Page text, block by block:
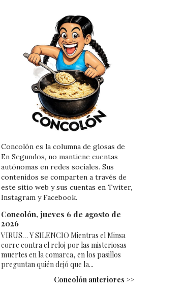
Concolón es la columna de glosas de
En Segundos, no mantiene cuentas
autónomas en redes sociales. Sus
contenidos se comparten a través de
este sitio web y sus cuentas en Twiter,
Instagram y Facebook.
Concolón, jueves 6 de agosto de
2026
VIRUS… Y SILENCIO Mientras el Minsa
corre contra el reloj por las misteriosas
muertes en la comarca, en los pasillos
preguntan quién dejó que la...
Concolón anteriores >>